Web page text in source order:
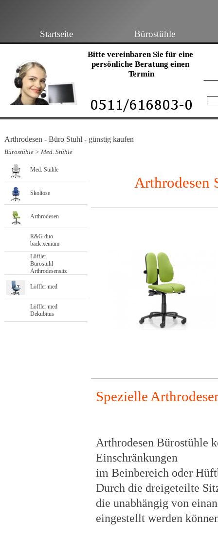
Startseite Bürostühle
Bitte vereinbaren Sie für eine
persönliche Beratung einen
Termin
Arthrodesen - Büro Stuhl - günstig kaufen
Bürostühle > Med. Stühle
Med. Stühle
Skoliose
Arthrodesen
R&G duo
back xenium
Löffler
Bürostuhl
Arthrodesensitz
Löffler med
Löffler med
Dekubitus
Arthrodesen
Spezielle
Arthrodesen Bürostühle
Einschränkungen
im Beinbereich oder
Durch die dreigeteilte
die unabhängig von
eingestellt werden